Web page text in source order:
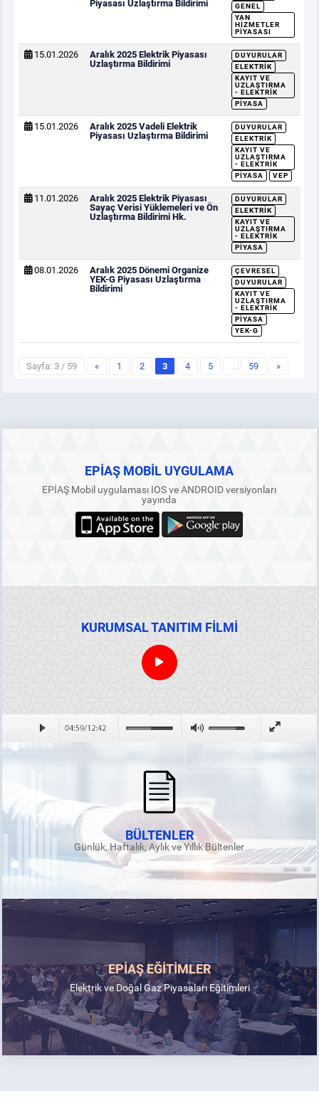
Piyasası Uzlaştırma Bildirimi
GENEL
YAN
HIZMETLER
PIYASASI
15.01.2026
Aralık 2025 Elektrik Piyasası
Uzlaştırma Bildirimi
DUYURULAR
ELEKTRIK
KAYIT VE
UZLAŞTIRMA
- ELEKTRIK
PIYASA
15.01.2026
Aralık 2025 Vadeli Elektrik
Piyasası Uzlaştırma Bildirimi
DUYURULAR
ELEKTRIK
KAYIT VE
UZLAŞTIRMA
- ELEKTRIK
PIYASA
VEP
11.01.2026
Aralık 2025 Elektrik Piyasası
Sayaç Verisi Yüklemeleri ve Ön
Uzlaştırma Bildirimi Hk.
DUYURULAR
ELEKTRIK
KAYIT VE
UZLAŞTIRMA
- ELEKTRIK
PIYASA
08.01.2026
Aralık 2025 Dönemi Organize
YEK-G Piyasası Uzlaştırma
Bildirimi
ÇEVRESEL
DUYURULAR
KAYIT VE
UZLAŞTIRMA
- ELEKTRIK
PIYASA
YEK-G
Sayfa: 3 / 59 « 1 2 3 4 5 … 59 »
EPİAŞ MOBİL UYGULAMA
EPİAŞ Mobil uygulaması IOS ve ANDROID versiyonları
yayında
KURUMSAL TANITIM FİLMİ
BÜLTENLER
Günlük, Haftalık, Aylık ve Yıllık Bültenler
EPİAŞ EĞİTİMLER
Elektrik ve Doğal Gaz Piyasaları Eğitimleri